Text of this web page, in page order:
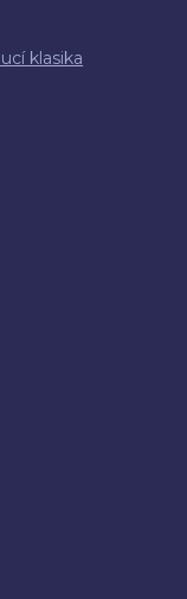
klasika